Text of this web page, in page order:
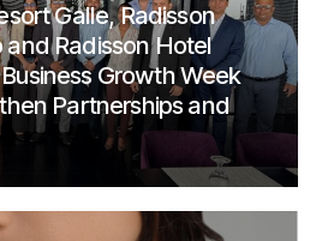
Galle, Radisson
Radisson Hotel
Growth Week
Partnerships and